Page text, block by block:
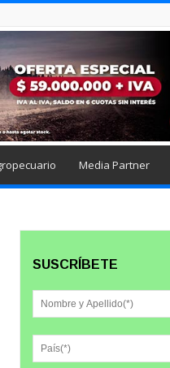
Media Partner
SUSCRÍBETE